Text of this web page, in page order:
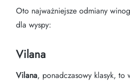
Oto najważniejsze odmiany
dla wyspy:
Vilana
Vilana, ponadczasowy klasyk, to